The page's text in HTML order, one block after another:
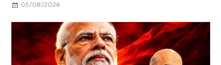
05/08/2026